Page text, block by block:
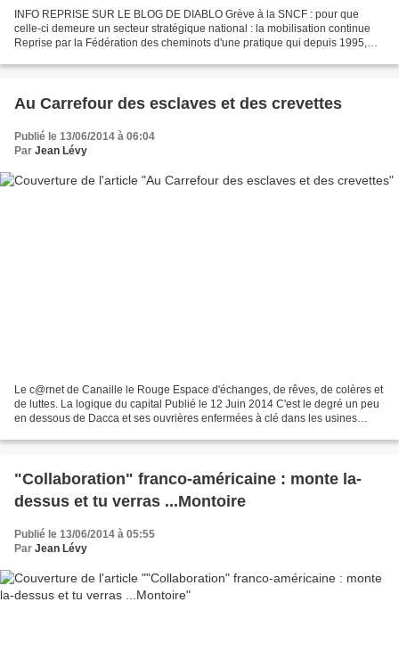
INFO REPRISE SUR LE BLOG DE DIABLO Grève à la SNCF : pour que
celle-ci demeure un secteur stratégique national : la mobilisation continue
Reprise par la Fédération des cheminots d'une pratique qui depuis 1995,
Au Carrefour des esclaves et des crevettes
Publié le 13/06/2014 à 06:04
Par Jean Lévy
Le c@rnet de Canaille le Rouge Espace d'échanges, de rêves, de colères et
de luttes. La logique du capital Publié le 12 Juin 2014 C'est le degré un peu
en dessous de Dacca et ses ouvrières enfermées à clé dans les usines
"Collaboration" franco-américaine : monte la-
dessus et tu verras ...Montoire
Publié le 13/06/2014 à 05:55
Par Jean Lévy